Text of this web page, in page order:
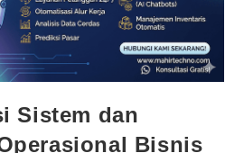
Sistem dan
Bisnis